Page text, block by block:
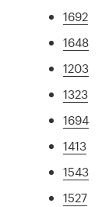
1692
1648
1203
1323
1694
1413
1543
1527